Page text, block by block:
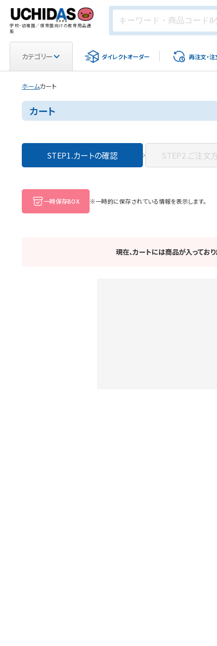
学校・幼稚園／保育園向けの教育用品通
販
カテゴリー ダイレクトオーダー 再注文・注
ホームカート
カート
STEP1.カートの確認 STEP2.ご注文
一時保存BOX ※一時的に保存されている情報を表示します。
現在、カートには商品が入ってお